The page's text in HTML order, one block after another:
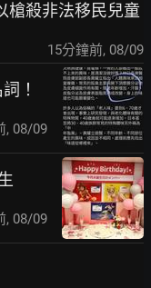
槍殺非法移民兒童
15分鐘前, 08/09
！
, 08/09
, 08/09